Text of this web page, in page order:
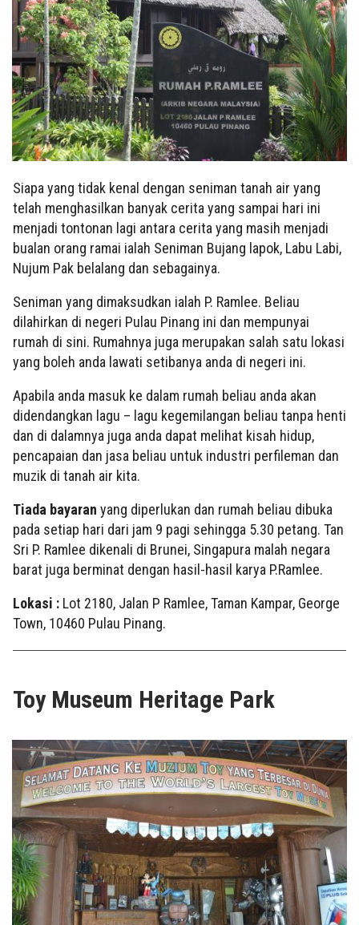
Siapa yang tidak kenal dengan seniman tanah air yang
telah menghasilkan banyak cerita yang sampai hari ini
menjadi tontonan lagi antara cerita yang masih menjadi
bualan orang ramai ialah Seniman Bujang lapok, Labu Labi,
Nujum Pak belalang dan sebagainya.
Seniman yang dimaksudkan ialah P. Ramlee. Beliau
dilahirkan di negeri Pulau Pinang ini dan mempunyai
rumah di sini. Rumahnya juga merupakan salah satu lokasi
yang boleh anda lawati setibanya anda di negeri ini.
Apabila anda masuk ke dalam rumah beliau anda akan
didendangkan lagu – lagu kegemilangan beliau tanpa henti
dan di dalamnya juga anda dapat melihat kisah hidup,
pencapaian dan jasa beliau untuk industri perfileman dan
muzik di tanah air kita.
Tiada bayaran yang diperlukan dan rumah beliau dibuka
pada setiap hari dari jam 9 pagi sehingga 5.30 petang. Tan
Sri P. Ramlee dikenali di Brunei, Singapura malah negara
barat juga berminat dengan hasil-hasil karya P.Ramlee.
Lokasi : Lot 2180, Jalan P Ramlee, Taman Kampar, George
Town, 10460 Pulau Pinang.
Toy Museum Heritage Park